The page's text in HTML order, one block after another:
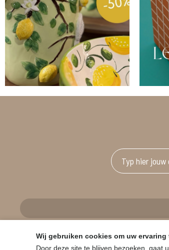
© HOUSE & GARDEN - Zuiderdijk 25, 9230
Wij gebruiken cookies om uw ervaring
Door deze site te blijven bezoeken, gaat